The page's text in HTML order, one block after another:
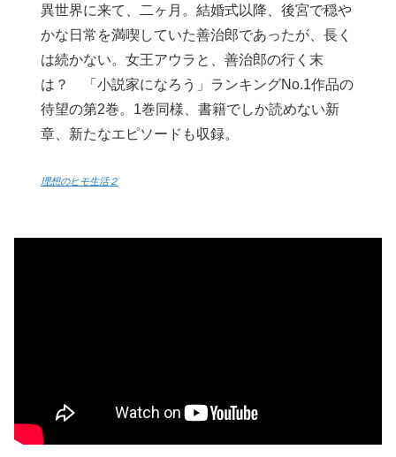
異世界に来て、二ヶ月。結婚式以降、後宮で穏や
かな日常を満喫していた善治郎であったが、長く
は続かない。女王アウラと、善治郎の行く末
は？ 「小説家になろう」ランキングNo.1作品の
待望の第2巻。1巻同様、書籍でしか読めない新
章、新たなエピソードも収録。
理想のヒモ生活２